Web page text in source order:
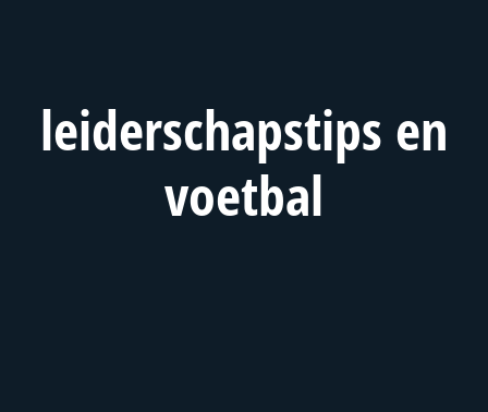
leiderschapstips en
voetbal